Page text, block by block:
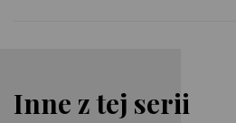
Inne z tej serii